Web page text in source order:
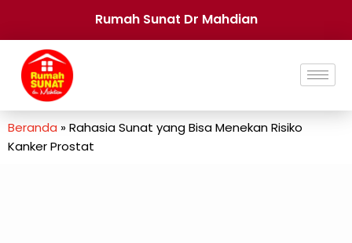
Rumah Sunat Dr Mahdian
Beranda »Rahasia Sunat yang Bisa Menekan Risiko
Kanker Prostat